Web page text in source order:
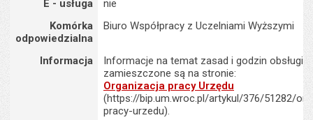
E - usługa
nie
Komórka
odpowiedzialna
Biuro Współpracy z Uczelniami Wyższymi
Informacja
Informacje na temat zasad i godzin obsługi
zamieszczone są na stronie:
Organizacja pracy Urzędu
(https://bip.um.wroc.pl/artykul/376/51282/
pracy-urzedu).